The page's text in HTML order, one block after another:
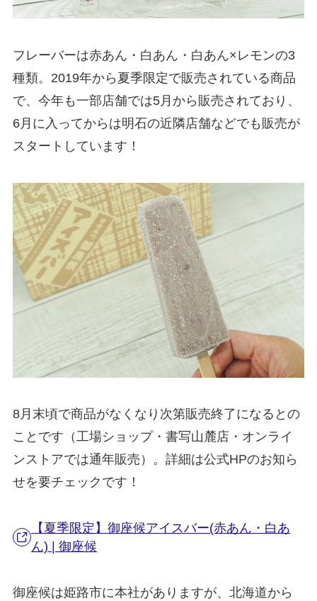
フレーバーは赤あん・白あん・白あん×レモンの3
種類。2019年から夏季限定で販売されている商品
で、今年も一部店舗では5月から販売されており、
6月に入ってからは明石の近隣店舗などでも販売が
スタートしています！
8月末頃で商品がなくなり次第販売終了になるとの
ことです（工場ショップ・書写山麓店・オンライ
ンストアでは通年販売）。詳細は公式HPのお知ら
せを要チェックです！
【夏季限定】御座候アイスバー(赤あん・白あ
ん) | 御座候
御座候は姫路市に本社がありますが、北海道から